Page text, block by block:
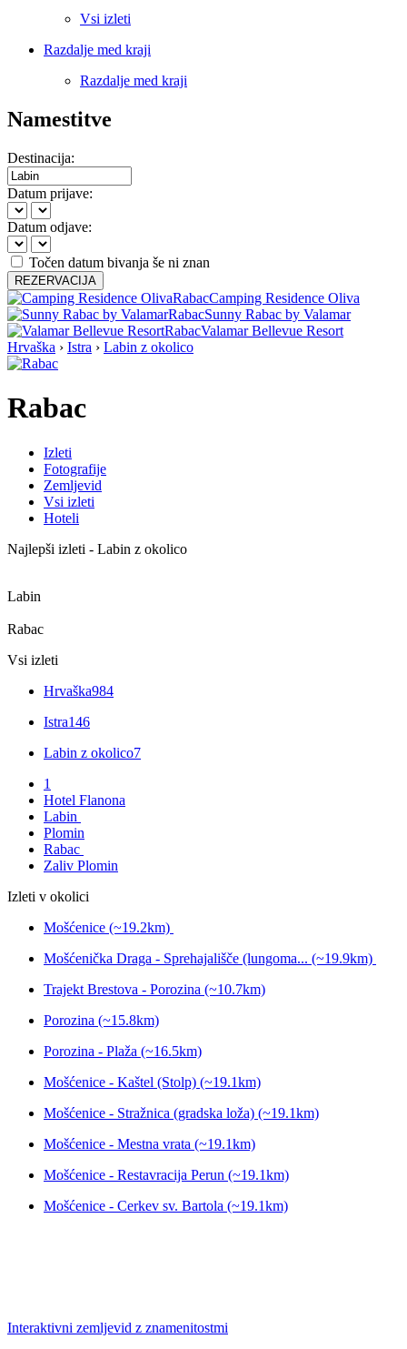
Vsi izleti
Razdalje med kraji
Razdalje med kraji
Namestitve
Destinacija:
Datum prijave:
Datum odjave:
Točen datum bivanja še ni znan
REZERVACIJA
RabacCamping Residence Oliva
RabacSunny Rabac by Valamar
RabacValamar Bellevue Resort
Hrvaška › Istra › Labin z okolico
Rabac
Izleti
Fotografije
Zemljevid
Vsi izleti
Hoteli
Najlepši izleti - Labin z okolico
Labin
Rabac
Vsi izleti
Hrvaška984
Istra146
Labin z okolico7
1
Hotel Flanona
Labin
Plomin
Rabac
Zaliv Plomin
Izleti v okolici
Mošćenice (~19.2km)
Mošćenička Draga - Sprehajališče (lungoma... (~19.9km)
Trajekt Brestova - Porozina (~10.7km)
Porozina (~15.8km)
Porozina - Plaža (~16.5km)
Mošćenice - Kaštel (Stolp) (~19.1km)
Mošćenice - Stražnica (gradska loža) (~19.1km)
Mošćenice - Mestna vrata (~19.1km)
Mošćenice - Restavracija Perun (~19.1km)
Mošćenice - Cerkev sv. Bartola (~19.1km)
Interaktivni zemljevid z znamenitostmi